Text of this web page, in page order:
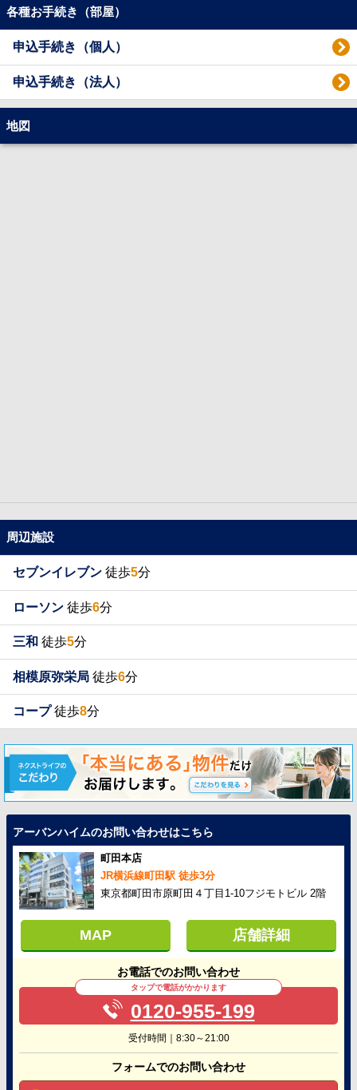
各種お手続き（部屋）
申込手続き（個人）
申込手続き（法人）
地図
周辺施設
セブンイレブン 徒歩5分
ローソン 徒歩6分
三和 徒歩5分
相模原弥栄局 徒歩6分
コープ徒歩8分
アーバンハイムのお問い合わせはこちら
町田本店
JR横浜線町田駅 徒歩3分
東京都町田市原町田４丁目1-10フジモトビル 2階
MAP 店舗詳細
お電話でのお問い合わせ
タップで電話がかかります
0120-955-199
受付時間｜8:30～21:00
フォームでのお問い合わせ